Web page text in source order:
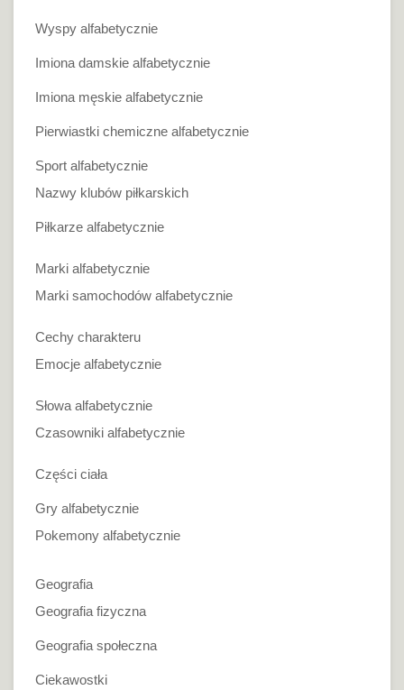
Wyspy alfabetycznie
Imiona damskie alfabetycznie
Imiona męskie alfabetycznie
Pierwiastki chemiczne alfabetycznie
Sport alfabetycznie
Nazwy klubów piłkarskich
Piłkarze alfabetycznie
Marki alfabetycznie
Marki samochodów alfabetycznie
Cechy charakteru
Emocje alfabetycznie
Słowa alfabetycznie
Czasowniki alfabetycznie
Części ciała
Gry alfabetycznie
Pokemony alfabetycznie
Geografia
Geografia fizyczna
Geografia społeczna
Ciekawostki